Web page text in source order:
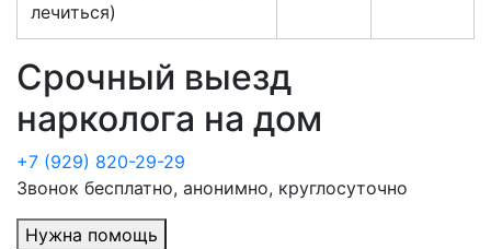
лечиться)
Срочный выезд
нарколога на дом
+7 (929) 820-29-29
Звонок бесплатно, анонимно, круглосуточно
Нужна помощь